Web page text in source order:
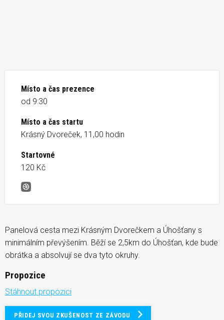
Místo a čas prezence
od 9:30
Místo a čas startu
Krásný Dvoreček, 11,00 hodin
Startovné
120 Kč
Úhošťanská desítka
Panelová cesta mezi Krásným Dvorečkem a Úhošťany s
minimálním převýšením. Běží se 2,5km do Úhošťan, kde bude
obrátka a absolvují se dva tyto okruhy.
Propozice
Stáhnout propozici
PŘIDEJ SVOU ZKUŠENOST ZE ZÁVODU